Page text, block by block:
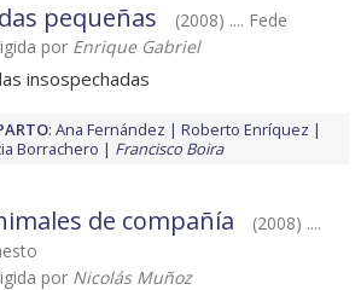
pequeñas
(2008) .... Fede
por Enrique Gabriel
insospechadas
: Ana Fernández
Roberto Enríquez
Borrachero
Francisco Boira
de compañía
(2008) ....
por Nicolás Muñoz